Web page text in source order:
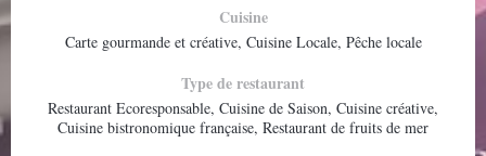
Cuisine
Carte gourmande et créative, Cuisine Locale, Pêche locale
Type de restaurant
Restaurant Ecoresponsable, Cuisine de Saison, Cuisine créative,
Cuisine bistronomique française, Restaurant de fruits de mer